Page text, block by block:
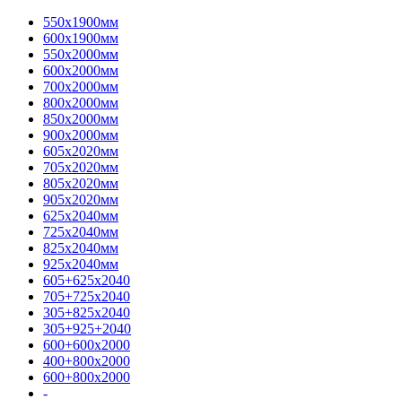
550х1900мм
600х1900мм
550х2000мм
600х2000мм
700х2000мм
800х2000мм
850х2000мм
900х2000мм
605х2020мм
705х2020мм
805х2020мм
905х2020мм
625х2040мм
725х2040мм
825х2040мм
925х2040мм
605+625х2040
705+725х2040
305+825х2040
305+925+2040
600+600х2000
400+800х2000
600+800х2000
-